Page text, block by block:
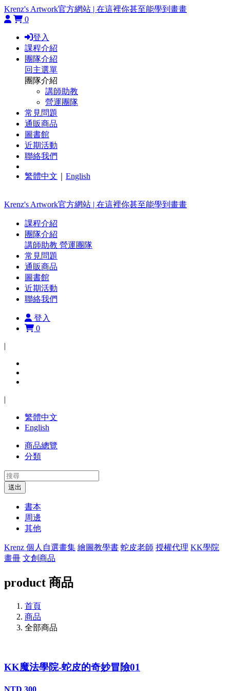
Krenz's Artwork官方網站 | 在這裡你甚至能學到畫畫
0
登入
課程介紹
團隊介紹
回主選單
團隊介紹
講師助教
營運團隊
常見問題
通販商品
圖書館
近期活動
聯絡我們
繁體中文 English
Krenz's Artwork官方網站 | 在這裡你甚至能學到畫畫
課程介紹
團隊介紹
講師助教 營運團隊
常見問題
通販商品
圖書館
近期活動
聯絡我們
登入
0
|
|
繁體中文
English
商品總覽
分類
送出
書本
周邊
其他
Krenz 個人自選畫集 繪圖教學書 蛇皮老師 授權代理 KK學院
畫冊 文創商品
product 商品
首頁
商品
全部商品
KK魔法學院-蛇皮的奇妙冒險01
NTD 300